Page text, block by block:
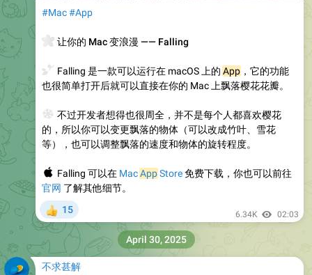
#Mac#App
让你的 Mac 变浪漫 —— Falling
Falling 是一款可以运行在 macOS 上的 App，它的功能
也很简单打开后就可以直接在你的 Mac 上飘落樱花花瓣。
不过开发者想得也很周全，并不是每个人都喜欢樱花
的，所以你可以变更飘落的物体（可以改成竹叶、雪花
等），也可以调整飘落的速度和物体的旋转程度。
Falling 可以在 MacAppStore免费下载，你也可以前往
官网 了解其他细节。
15 6.34K 02:03
不求甚解
April 30, 2025